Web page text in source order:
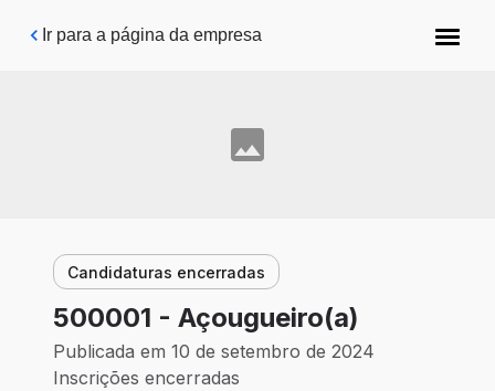
Pular para o conteúdo principal
Ir para a página da empresa
Candidaturas encerradas
500001 - Açougueiro(a)
Publicada em 10 de setembro de 2024
Inscrições encerradas